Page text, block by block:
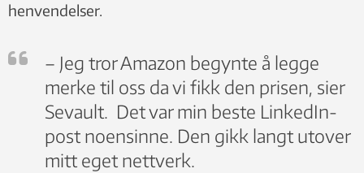
henvendelser.
– Jeg tror Amazon begynte å legge
merke til oss da vi fikk den prisen, sier
Sevault. Det var min beste LinkedIn-
post noensinne. Den gikk langt utover
mitt eget nettverk.